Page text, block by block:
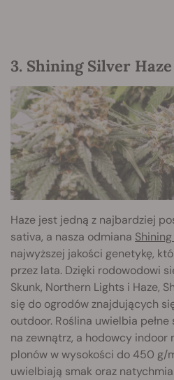
3. Shining Silver Haze
Haze jest jedną z najbardziej
sativa, a nasza odmiana
najwyższej jakości genetykę,
przez lata. Dzięki rodowodowi
Skunk, Northern Lights i Haze,
się do ogrodów znajdujących
outdoor. Roślina uwielbia
na zewnątrz, a hodowcy indoor
plonów w wysokości do 450 g/
uwielbiają smak oraz